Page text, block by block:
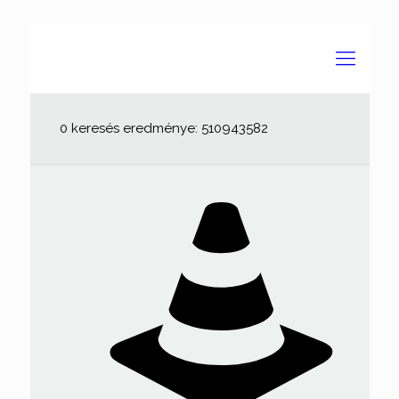
0 keresés eredménye: 510943582